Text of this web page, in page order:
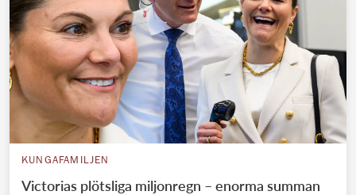
KUNGAFAMILJEN
Victorias plötsliga miljonregn – enorma summan